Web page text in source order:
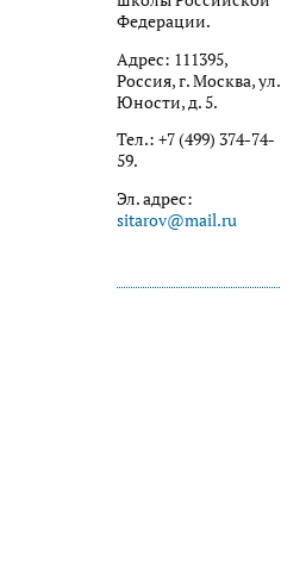
Федерации.
Адрес: 111395,
Россия, г. Москва, ул.
Юности, д. 5.
Тел.: +7 (499) 374-74-
59.
Эл. адрес:
sitarov@mail.ru